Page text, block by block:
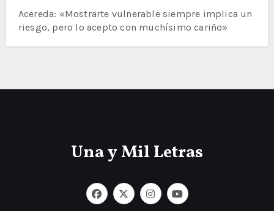
Acereda: «Mostrarte vulnerable siempre implica un
riesgo, pero lo acepto con muchísimo cariño»
Una y Mil Letras